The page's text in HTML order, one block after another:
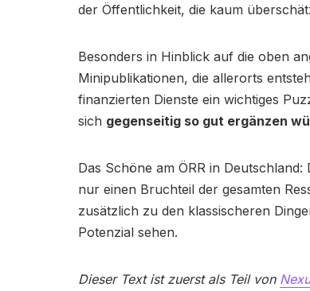
der Öffentlichkeit, die kaum
Besonders in Hinblick auf die oben
Minipublikationen, die allerorts
finanzierten Dienste ein wichtiges
sich gegenseitig so gut ergänzen
Das Schöne am ÖRR in
nur einen Bruchteil der gesamten
zusätzlich zu den klassischeren
Potenzial sehen.
Dieser Text ist zuerst als Teil von